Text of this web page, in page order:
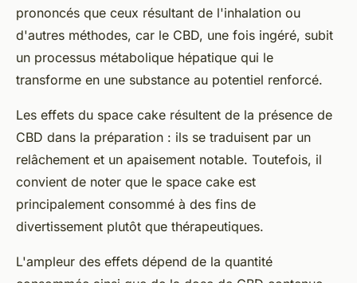
prononcés que ceux résultant de l'inhalation ou
d'autres méthodes, car le CBD, une fois ingéré, subit
un processus métabolique hépatique qui le
transforme en une substance au potentiel renforcé.
Les effets du space cake résultent de la présence de
CBD dans la préparation : ils se traduisent par un
relâchement et un apaisement notable. Toutefois, il
convient de noter que le space cake est
principalement consommé à des fins de
divertissement plutôt que thérapeutiques.
L'ampleur des effets dépend de la quantité